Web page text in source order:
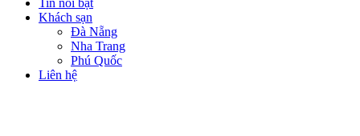
Tin nổi bật
Khách sạn
Đà Nẵng
Nha Trang
Phú Quốc
Liên hệ